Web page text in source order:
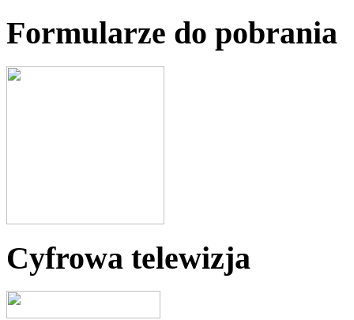
Formularze do pobrania
Cyfrowa telewizja